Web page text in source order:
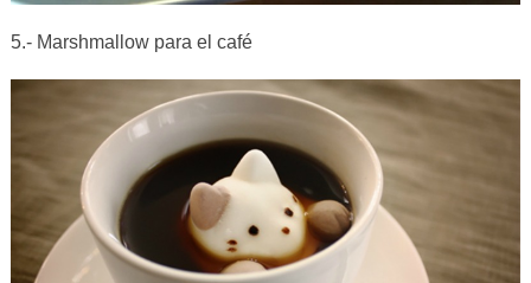
5.- Marshmallow para el café